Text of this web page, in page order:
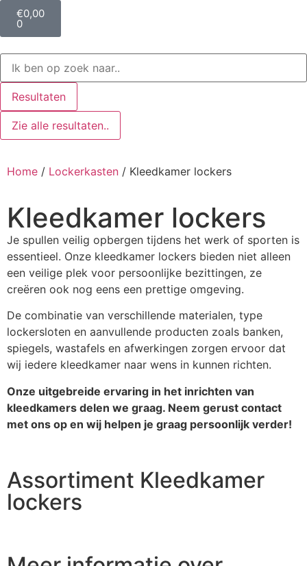
€0,00
0
Resultaten
Zie alle resultaten..
Home / Lockerkasten / Kleedkamer lockers
Kleedkamer lockers
Je spullen veilig opbergen tijdens het werk of sporten is
essentieel. Onze kleedkamer lockers bieden niet alleen
een veilige plek voor persoonlijke bezittingen, ze
creëren ook nog eens een prettige omgeving.
De combinatie van verschillende materialen, type
lockersloten en aanvullende producten zoals banken,
spiegels, wastafels en afwerkingen zorgen ervoor dat
wij iedere kleedkamer naar wens in kunnen richten.
Onze uitgebreide ervaring in het inrichten van
kleedkamers delen we graag. Neem gerust contact
met ons op en wij helpen je graag persoonlijk verder!
Assortiment Kleedkamer
lockers